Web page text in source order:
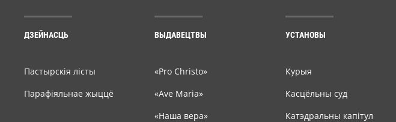
ДЗЕЙНАСЦЬ
Пастырскія лісты
Парафіяльнае жыццё
ВЫДАВЕЦТВЫ
«Pro Christo»
«Ave Maria»
«Наша вера»
УСТАНОВЫ
Курыя
Касцёльны суд
Катэдральны капітул